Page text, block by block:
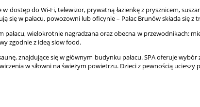
dostęp do Wi-Fi, telewizor, prywatną łazienkę z prysznicem,
się w pałacu, powozowni lub oficynie – Pałac Brunów składa
pałacu, wielokrotnie nagradzana oraz obecna w przewodnikach:
zgodnie z ideą slow food.
znajdujące się w głównym budynku pałacu. SPA oferuje
w siłowni na świeżym powietrzu. Dzieci z pewnością